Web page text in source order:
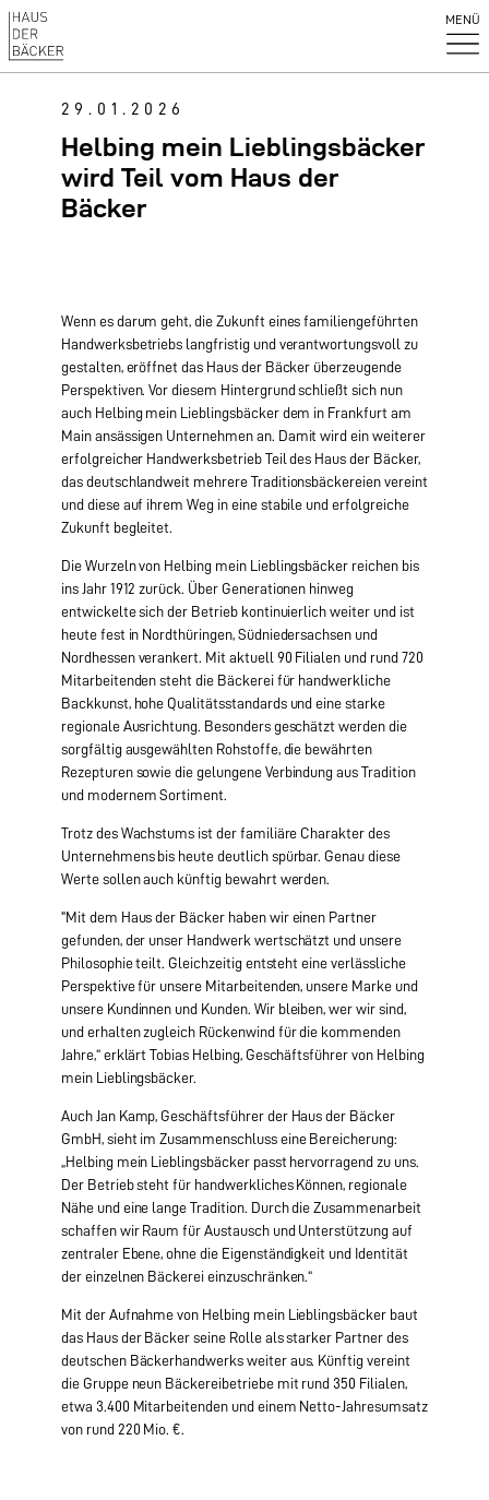
MENÜ
29.01.2026
Helbing mein Lieblingsbäcker
wird Teil vom Haus der
Bäcker
Wenn es darum geht, die Zukunft eines familiengeführten
Handwerksbetriebs langfristig und verantwortungsvoll zu
gestalten, eröffnet das Haus der Bäcker überzeugende
Perspektiven. Vor diesem Hintergrund schließt sich nun
auch Helbing mein Lieblingsbäcker dem in Frankfurt am
Main ansässigen Unternehmen an. Damit wird ein weiterer
erfolgreicher Handwerksbetrieb Teil des Haus der Bäcker,
das deutschlandweit mehrere Traditionsbäckereien vereint
und diese auf ihrem Weg in eine stabile und erfolgreiche
Zukunft begleitet.
Die Wurzeln von Helbing mein Lieblingsbäcker reichen bis
ins Jahr 1912 zurück. Über Generationen hinweg
entwickelte sich der Betrieb kontinuierlich weiter und ist
heute fest in Nordthüringen, Südniedersachsen und
Nordhessen verankert. Mit aktuell 90 Filialen und rund 720
Mitarbeitenden steht die Bäckerei für handwerkliche
Backkunst, hohe Qualitätsstandards und eine starke
regionale Ausrichtung. Besonders geschätzt werden die
sorgfältig ausgewählten Rohstoffe, die bewährten
Rezepturen sowie die gelungene Verbindung aus Tradition
und modernem Sortiment.
Trotz des Wachstums ist der familiäre Charakter des
Unternehmens bis heute deutlich spürbar. Genau diese
Werte sollen auch künftig bewahrt werden.
"Mit dem Haus der Bäcker haben wir einen Partner
gefunden, der unser Handwerk wertschätzt und unsere
Philosophie teilt. Gleichzeitig entsteht eine verlässliche
Perspektive für unsere Mitarbeitenden, unsere Marke und
unsere Kundinnen und Kunden. Wir bleiben, wer wir sind,
und erhalten zugleich Rückenwind für die kommenden
Jahre,“ erklärt Tobias Helbing, Geschäftsführer von Helbing
mein Lieblingsbäcker.
Auch Jan Kamp, Geschäftsführer der Haus der Bäcker
GmbH, sieht im Zusammenschluss eine Bereicherung:
„Helbing mein Lieblingsbäcker passt hervorragend zu uns.
Der Betrieb steht für handwerkliches Können, regionale
Nähe und eine lange Tradition. Durch die Zusammenarbeit
schaffen wir Raum für Austausch und Unterstützung auf
zentraler Ebene, ohne die Eigenständigkeit und Identität
der einzelnen Bäckerei einzuschränken.“
Mit der Aufnahme von Helbing mein Lieblingsbäcker baut
das Haus der Bäcker seine Rolle als starker Partner des
deutschen Bäckerhandwerks weiter aus. Künftig vereint
die Gruppe neun Bäckereibetriebe mit rund 350 Filialen,
etwa 3.400 Mitarbeitenden und einem Netto-Jahresumsatz
von rund 220 Mio. €.